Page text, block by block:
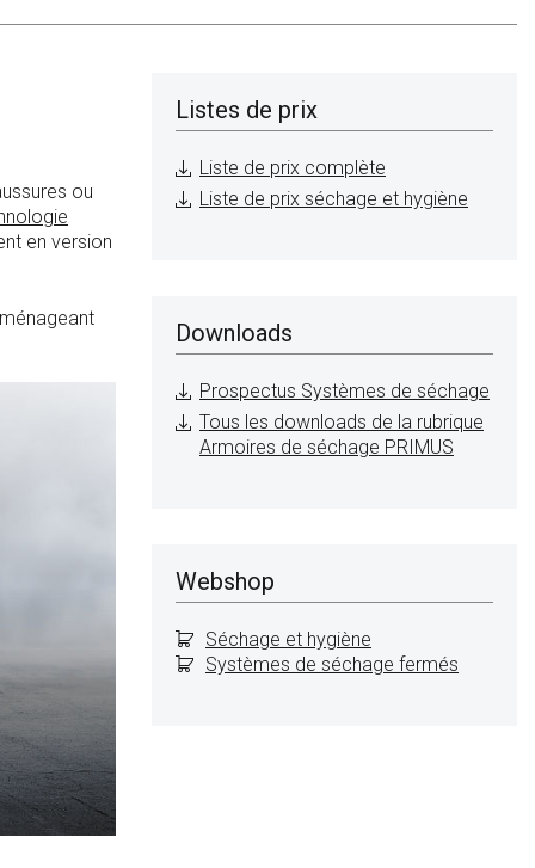
ou
en version
Listes de prix
Liste de prix complète
Liste de prix séchage et hygiène
Downloads
Prospectus Systèmes de séchage
Tous les downloads de la rubrique
Armoires de séchage PRIMUS
Webshop
Séchage et hygiène
Systèmes de séchage fermés